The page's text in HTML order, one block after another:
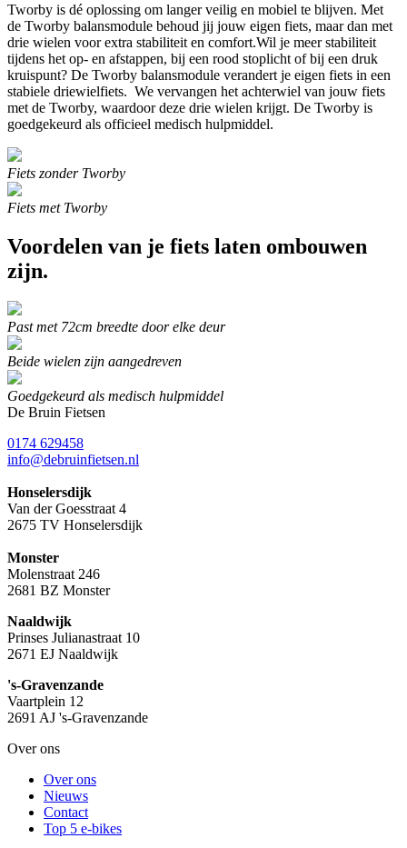
Tworby is dé oplossing om langer veilig en mobiel te blijven. Met
de Tworby balansmodule behoud jij jouw eigen fiets, maar dan met
drie wielen voor extra stabiliteit en comfort.Wil je meer stabiliteit
tijdens het op- en afstappen, bij een rood stoplicht of bij een druk
kruispunt? De Tworby balansmodule verandert je eigen fiets in een
stabiele driewielfiets. We vervangen het achterwiel van jouw fiets
met de Tworby, waardoor deze drie wielen krijgt. De Tworby is
goedgekeurd als officieel medisch hulpmiddel.
Fiets zonder Tworby
Fiets met Tworby
Voordelen van je fiets laten ombouwen
zijn.
Past met 72cm breedte door elke deur
Beide wielen zijn aangedreven
Goedgekeurd als medisch hulpmiddel
De Bruin Fietsen
0174 629458
info@debruinfietsen.nl
Honselersdijk
Van der Goesstraat 4
2675 TV Honselersdijk
Monster
Molenstraat 246
2681 BZ Monster
Naaldwijk
Prinses Julianastraat 10
2671 EJ Naaldwijk
's-Gravenzande
Vaartplein 12
2691 AJ 's-Gravenzande
Over ons
Over ons
Nieuws
Contact
Top 5 e-bikes